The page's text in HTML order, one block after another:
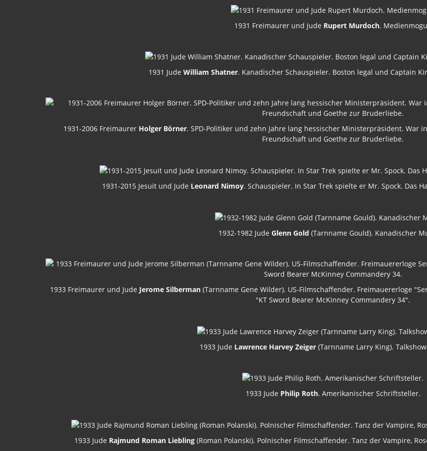
1931 Freimaurer und Jude Rupert Murdoch.
1931 Jude William Shatner. Kanadischer Schauspieler. Boston legal und Captain
1931-2006 Freimaurer Holger Börner. SPD-Politiker und zehn Jahre lang hessischer Ministerpräsident. War
Freundschaft und Goethe zur Bruderliebe.
1931-2015 Jesuit und Jude Leonard Nimoy. Schauspieler. In Star Trek spielte er Mr. Spock. Das
1932-1982 Jude Glenn Gold (Tarnname Gould). Kanadischer
1933 Freimaurer und Jude Jerome Silberman (Tarnname Gene Wilder). US-Filmschaffender. Freimauererloge
"KT Sword Bearer McKinney Commandery 34".
1933 Jude Lawrence Harvey Zeiger (Tarnname Larry King).
1933 Jude Philip Roth. Amerikanischer Schriftsteller.
1933 Jude Rajmund Roman Liebling(Roman Polanski). Polnischer Filmschaffender. Tanz der Vampire,